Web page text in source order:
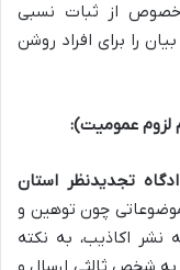
از ثبات نسبی
را برای افراد روشن
شماره ۹۰۰۹۹۸۲۶۸۷۹۰۰۰۱۹ شعبه ۱۴ دادگاه تجدیدنظر استان
چون توهین و
نشر اکاذیب، به نکته